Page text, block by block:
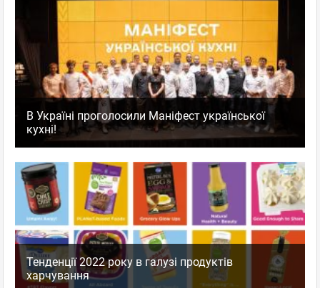
В Україні проголосили Маніфест української
кухні!
Тенденції 2022 року в галузі продуктів
харчування